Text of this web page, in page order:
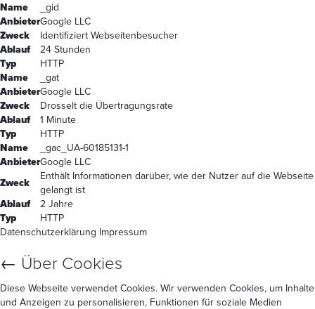
Name
_gid
AnbieterGoogle LLC
Zweck
Identifiziert Webseitenbesucher
Ablauf
24 Stunden
Typ
HTTP
Name
_gat
AnbieterGoogle LLC
Zweck
Drosselt die Übertragungsrate
Ablauf
1 Minute
Typ
HTTP
Name
_gac_UA-60185131-1
AnbieterGoogle LLC
Zweck
Enthält Informationen darüber, wie der Nutzer auf die Webseite
gelangt ist
Ablauf
2 Jahre
Typ
HTTP
Datenschutzerklärung Impressum
← Über Cookies
Diese Webseite verwendet Cookies. Wir verwenden Cookies, um Inhalte
und Anzeigen zu personalisieren, Funktionen für soziale Medien